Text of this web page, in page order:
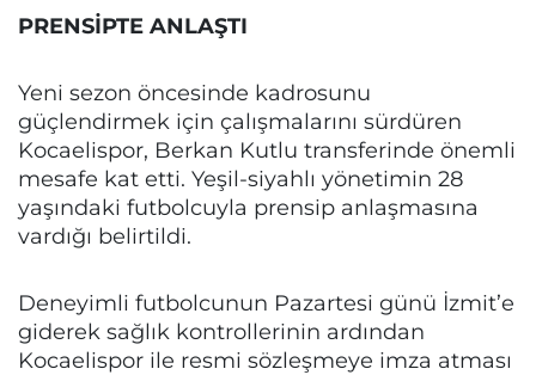
PRENSİPTE ANLAŞTI
Yeni sezon öncesinde kadrosunu
güçlendirmek için çalışmalarını sürdüren
Kocaelispor, Berkan Kutlu transferinde önemli
mesafe kat etti. Yeşil-siyahlı yönetimin 28
yaşındaki futbolcuyla prensip anlaşmasına
vardığı belirtildi.
Deneyimli futbolcunun Pazartesi günü İzmit’e
giderek sağlık kontrollerinin ardından
Kocaelispor ile resmi sözleşmeye imza atması